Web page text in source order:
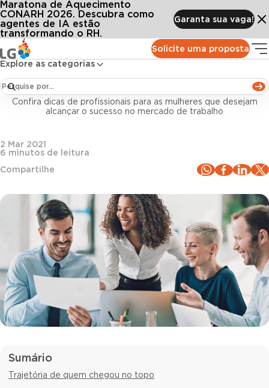
Solicite uma proposta
Explore as categorias
Maratona de Aquecimento
CONARH 2026. Descubra como
agentes de IA estão
transformando o RH.
Garanta sua vaga!
Conteúdos Blog LG
Liderança feminina: 5 conselhos para uma trajetória de sucesso
Liderança
Liderança feminina: 5 conselhos para uma
trajetória de sucesso
Confira dicas de profissionais para as mulheres que desejam
alcançar o sucesso no mercado de trabalho
2 Mar 2021
6 minutos de leitura
Compartilhe
Sumário
Trajetória de quem chegou no topo